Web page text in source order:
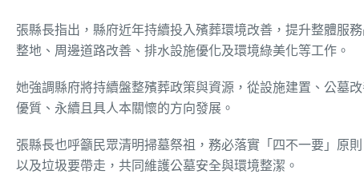
張縣長指出，縣府近年持續投入殯葬環境改善，提升整體服
整地、周邊道路改善、排水設施優化及環境綠美化等工作。
她強調縣府將持續盤整殯葬政策與資源，從設施建置、公墓
優質、永續且具人本關懷的方向發展。
張縣長也呼籲民眾清明掃墓祭祖，務必落實「四不一要」原
以及垃圾要帶走，共同維護公墓安全與環境整潔。